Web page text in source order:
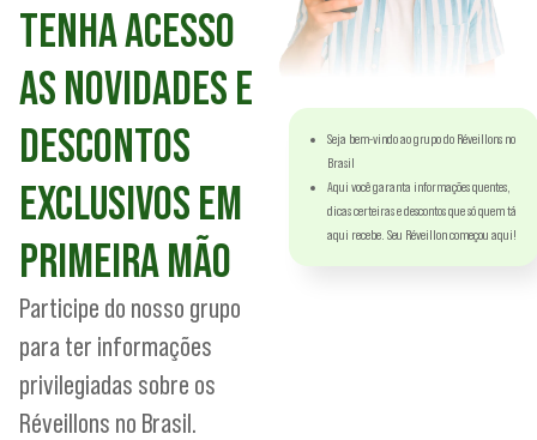
TENHA ACESSO
AS NOVIDADES E
DESCONTOS
EXCLUSIVOS EM
PRIMEIRA MÃO
Participe do nosso grupo
para ter informações
privilegiadas sobre os
Réveillons no Brasil.
Seja bem-vindo ao grupo do Réveillons no
Brasil
Aqui você garanta informações quentes,
dicas certeiras e descontos que só quem tá
aqui recebe. Seu Réveillon começou aqui!